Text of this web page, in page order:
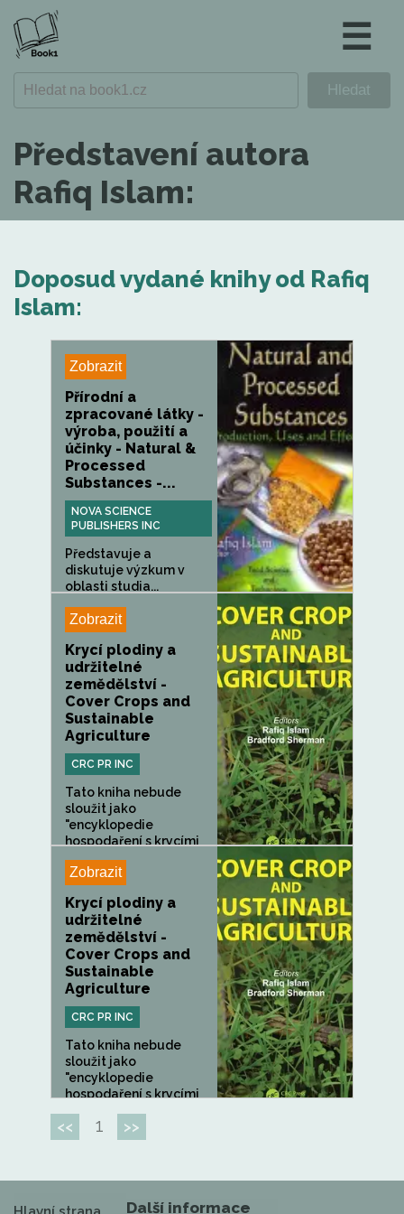
☰
Představení autora
Rafiq Islam:
Doposud vydané knihy od Rafiq
Islam:
Zobrazit
Přírodní a
zpracované látky -
výroba, použití a
účinky - Natural &
Processed
Substances -...
NOVA SCIENCE
PUBLISHERS INC
Představuje a
diskutuje výzkum v
oblasti studia...
Zobrazit
Krycí plodiny a
udržitelné
zemědělství -
Cover Crops and
Sustainable
Agriculture
CRC PR INC
Tato kniha nebude
sloužit jako
"encyklopedie
hospodaření s krycími
plodinami",...
Zobrazit
Krycí plodiny a
udržitelné
zemědělství -
Cover Crops and
Sustainable
Agriculture
CRC PR INC
Tato kniha nebude
sloužit jako
"encyklopedie
hospodaření s krycími
<< 1 >>
Další informace